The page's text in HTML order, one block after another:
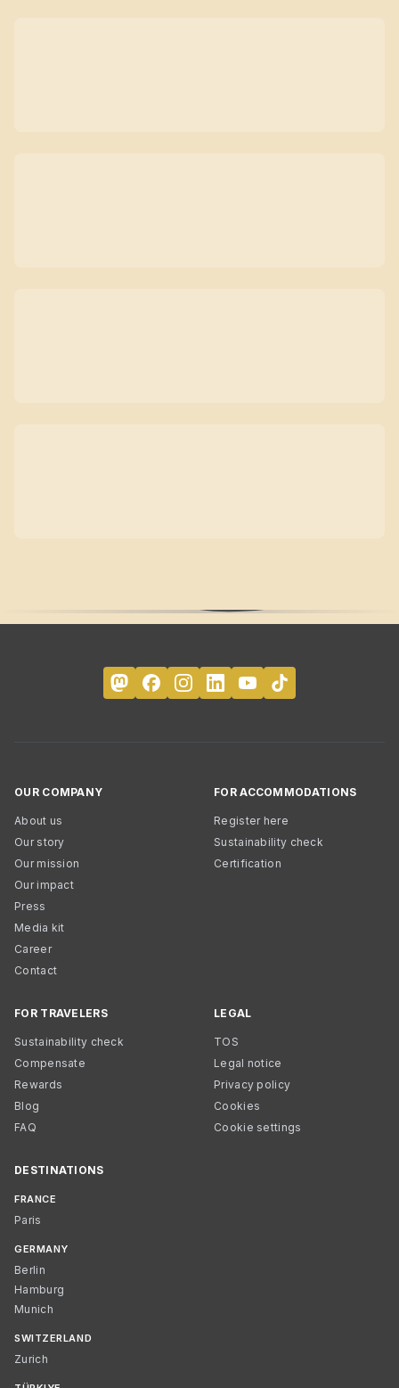
OUR COMPANY
About us
Our story
Our mission
Our impact
Press
Media kit
Career
Contact
FOR ACCOMMODATIONS
Register here
Sustainability check
Certification
FOR TRAVELERS
Sustainability check
Compensate
Rewards
Blog
FAQ
LEGAL
TOS
Legal notice
Privacy policy
Cookies
Cookie settings
DESTINATIONS
FRANCE
Paris
GERMANY
Berlin
Hamburg
Munich
SWITZERLAND
Zurich